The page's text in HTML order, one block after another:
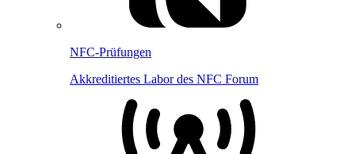
NFC-Prüfungen
Akkreditiertes Labor des NFC Forum